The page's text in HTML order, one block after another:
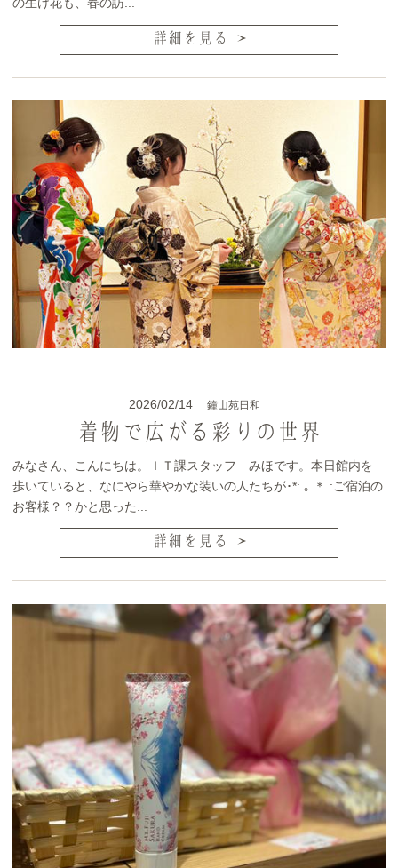
の生け花も、春の訪...
詳細を見る
2026/02/14 鐘山苑日和
着物で広がる彩りの世界
みなさん、こんにちは。ＩＴ課スタッフ みほです。本日館内を
歩いていると、なにやら華やかな装いの人たちが･*:.｡.＊.:ご宿泊の
お客様？？かと思った...
詳細を見る